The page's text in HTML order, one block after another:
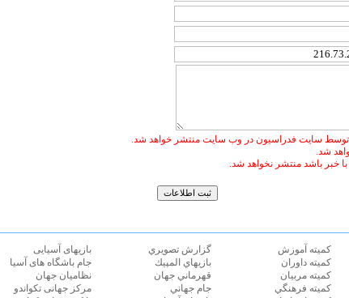
توسط سایت فدراسیون در وب سایت منتشر خواهد شد.
شد.
خبر باشد منتشر نخواهد شد.
كميته آموزش
كميته داوران
كميته مربيان
كميته فرهنگي
گزارش تصويري
بازيهاي المپيك
قهرماني جهان
جام جهاني
بازیهای آسیایی
جام باشگاه های آسیا
نظامیان جهان
مرکز جهانی تکواندو